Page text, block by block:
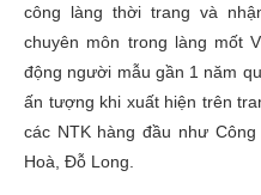
công làng thời trang và
chuyên môn trong làng mốt
động người mẫu gần 1 năm
ấn tượng khi xuất hiện trên
các NTK hàng đầu như
Hoà, Đỗ Long.